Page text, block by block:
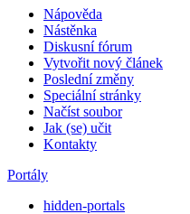
Nápověda
Nástěnka
Diskusní fórum
Vytvořit nový článek
Poslední změny
Speciální stránky
Načíst soubor
Jak (se) učit
Kontakty
Portály
hidden-portals